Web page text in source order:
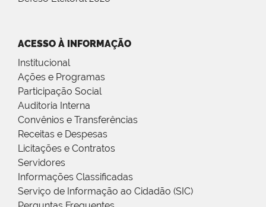
ACESSO À INFORMAÇÃO
Institucional
Ações e Programas
Participação Social
Auditoria Interna
Convênios e Transferências
Receitas e Despesas
Licitações e Contratos
Servidores
Informações Classificadas
Serviço de Informação ao Cidadão (SIC)